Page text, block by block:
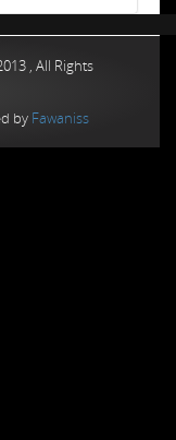
, All Rights
by Fawaniss